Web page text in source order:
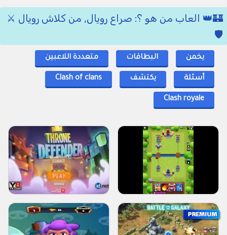
🏰👑 العاب من هو ؟: صراع رويال, من كلاش رويال ⚔️
🛡️
يخمن البطاقات متعددة اللاعبين
أسئلة يكتشف Clash of clans
Clash royale